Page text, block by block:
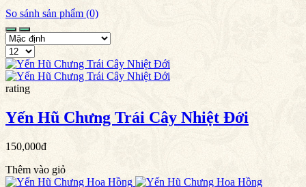
So sánh sản phẩm (0)
rating
Yến Hũ Chưng Trái Cây Nhiệt Đới
150,000đ
Thêm vào giỏ